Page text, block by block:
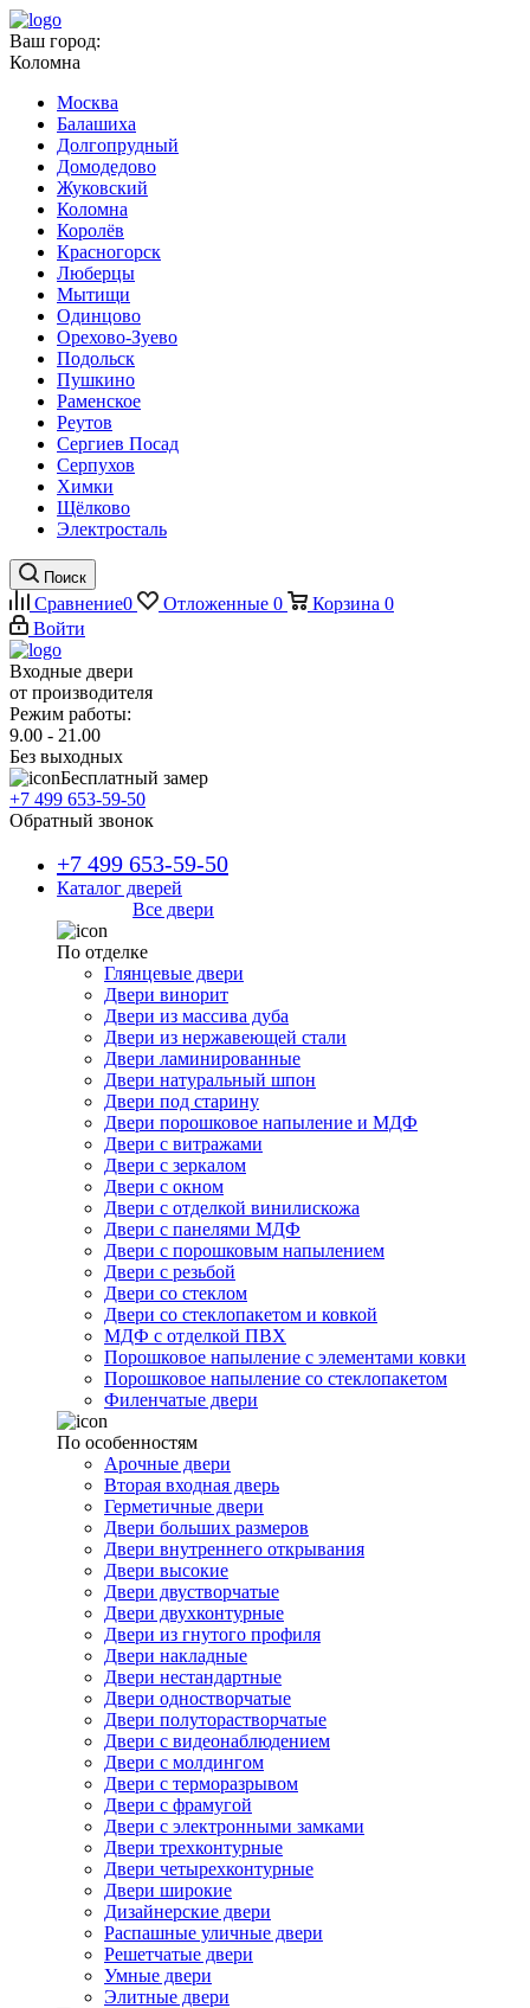
Ваш город:
Коломна
Москва
Балашиха
Долгопрудный
Домодедово
Жуковский
Коломна
Королёв
Красногорск
Люберцы
Мытищи
Одинцово
Орехово-Зуево
Подольск
Пушкино
Раменское
Реутов
Сергиев Посад
Серпухов
Химки
Щёлково
Электросталь
Поиск
Сравнение0 Отложенные 0 Корзина 0
Войти
Входные двери
от производителя
Режим работы:
9.00 - 21.00
Без выходных
Бесплатный замер
+7 499 653-59-50
Обратный звонок
+7 499 653-59-50
Каталог дверей
Все двери
По отделке
Глянцевые двери
Двери винорит
Двери из массива дуба
Двери из нержавеющей стали
Двери ламинированные
Двери натуральный шпон
Двери под старину
Двери порошковое напыление и МДФ
Двери с витражами
Двери с зеркалом
Двери с окном
Двери с отделкой винилискожа
Двери с панелями МДФ
Двери с порошковым напылением
Двери с резьбой
Двери со стеклом
Двери со стеклопакетом и ковкой
МДФ с отделкой ПВХ
Порошковое напыление с элементами ковки
Порошковое напыление со стеклопакетом
Филенчатые двери
По особенностям
Арочные двери
Вторая входная дверь
Герметичные двери
Двери больших размеров
Двери внутреннего открывания
Двери высокие
Двери двустворчатые
Двери двухконтурные
Двери из гнутого профиля
Двери накладные
Двери нестандартные
Двери одностворчатые
Двери полуторастворчатые
Двери с видеонаблюдением
Двери с молдингом
Двери с терморазрывом
Двери с фрамугой
Двери с электронными замками
Двери трехконтурные
Двери четырехконтурные
Двери широкие
Дизайнерские двери
Распашные уличные двери
Решетчатые двери
Умные двери
Элитные двери